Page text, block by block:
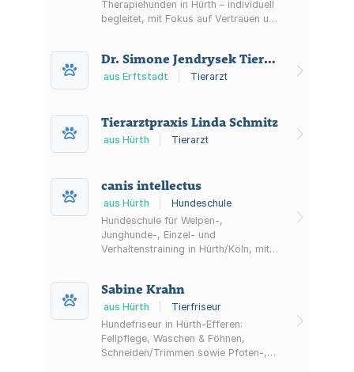
Therapiehunden in Hürth – individuell
begleitet, mit Fokus auf Vertrauen und
Dr. Simone Jendrysek Tierärztin
aus Erftstadt Tierarzt
Tierarztpraxis Linda Schmitz
aus Hürth Tierarzt
canis intellectus
aus Hürth
Hundeschule
Hundeschule für Welpen-,
Junghunde-, Einzel- und
Verhaltenstraining in Hürth/Köln, mit
Landeshundegesetz NRW.
Sabine Krahn
aus Hürth
Tierfriseur
Hundefriseur in Hürth-Efferen:
Fellpflege, Waschen & Föhnen,
Schneiden/Trimmen sowie Pfoten-,